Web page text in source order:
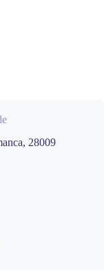
28009